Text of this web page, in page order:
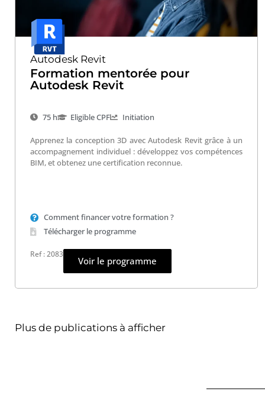
Autodesk Revit
Formation mentorée pour
Autodesk Revit
75 h Eligible CPF Initiation
Apprenez la conception 3D avec Autodesk Revit grâce à un
accompagnement individuel : développez vos compétences
BIM, et obtenez une certification reconnue.
Comment financer votre formation ?
Télécharger le programme
Ref : 2083
Voir le programme
Plus de publications à afficher